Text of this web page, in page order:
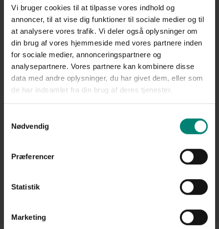
Vi bruger cookies til at tilpasse vores indhold og
annoncer, til at vise dig funktioner til sociale medier og til
at analysere vores trafik. Vi deler også oplysninger om
din brug af vores hjemmeside med vores partnere inden
for sociale medier, annonceringspartnere og
analysepartnere. Vores partnere kan kombinere disse
data med andre oplysninger, du har givet dem, eller som
de har indsamlet fra din brug af deres tjenester.
Nødvendig
Præferencer
Statistik
Marketing
Læs også: Hvornår træder mine indstillinger i kraft?
Gå tilbage